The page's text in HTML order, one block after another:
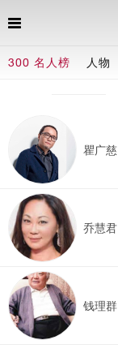
300 名人榜 人物
瞿广慈
乔慧君
钱理群